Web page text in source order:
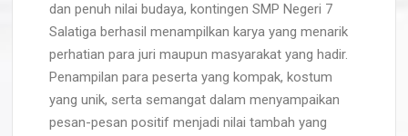
dan penuh nilai budaya, kontingen SMP Negeri 7
Salatiga berhasil menampilkan karya yang menarik
perhatian para juri maupun masyarakat yang hadir.
Penampilan para peserta yang kompak, kostum
yang unik, serta semangat dalam menyampaikan
pesan-pesan positif menjadi nilai tambah yang